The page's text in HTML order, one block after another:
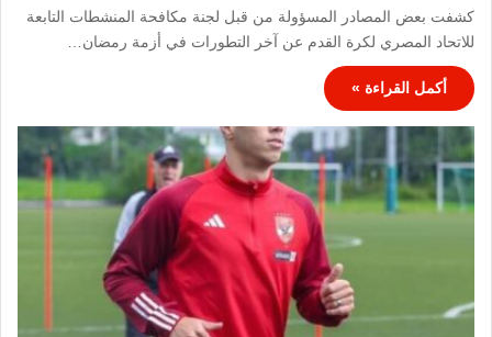
كشفت بعض المصادر المسؤولة من قبل لجنة مكافحة المنشطات التابعة
للاتحاد المصري لكرة القدم عن آخر التطورات في أزمة رمضان…
أكمل القراءة »